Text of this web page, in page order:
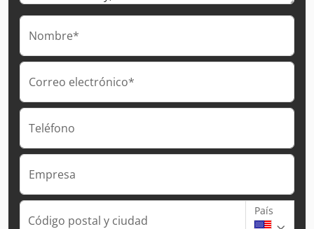
Nombre*
Correo electrónico*
Teléfono
Empresa
Código postal y ciudad
País